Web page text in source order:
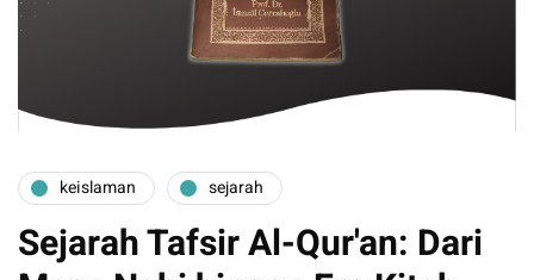
keislaman sejarah
Sejarah Tafsir Al-Qur'an: Dari